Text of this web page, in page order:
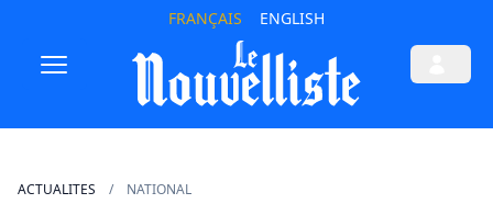
FRANÇAIS ENGLISH
ACTUALITES NATIONAL